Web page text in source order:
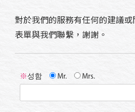
對於我們的服務有任何的建議
表單與我們聯繫，謝謝。
※ 성함 Mr. Mrs.